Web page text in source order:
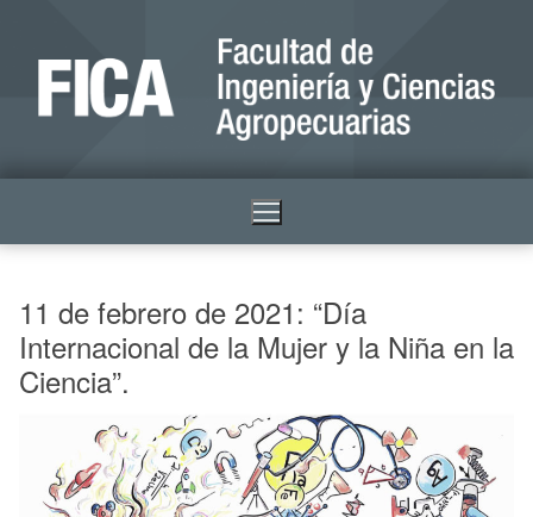
11 de febrero de 2021: “Día
Internacional de la Mujer y la Niña en la
Ciencia”.